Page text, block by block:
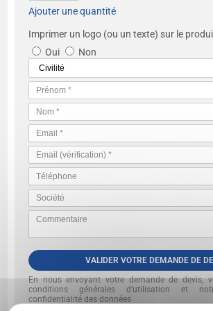
Ajouter une quantité
Imprimer un logo (ou un texte) sur le
Oui
Non
VALIDER VOTRE DEMANDE DE
En nous envoyant votre demande de devis,
conditions générales d’utilisation et
confidentialité des données